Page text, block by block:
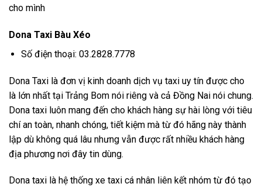
cho mình
Dona Taxi Bàu Xéo
Số điện thoại: 03.2828.7778
Dona Taxi là đơn vị kinh doanh dịch vụ taxi uy tín được cho
là lớn nhất tại Trảng Bom nói riêng và cả Đồng Nai nói chung.
Dona taxi luôn mang đến cho khách hàng sự hài lòng với tiêu
chí an toàn, nhanh chóng, tiết kiệm mà từ đó hãng này thành
lập dù không quá lâu nhưng vẫn được rất nhiều khách hàng
địa phương nơi đây tin dùng.
Dona taxi là hệ thống xe taxi cá nhân liên kết nhóm từ đó tạo